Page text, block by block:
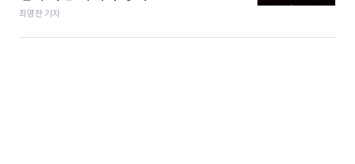
최영찬 기자